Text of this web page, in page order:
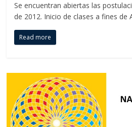
Se encuentran abiertas las
de 2012. Inicio de clases a fines de
Read more